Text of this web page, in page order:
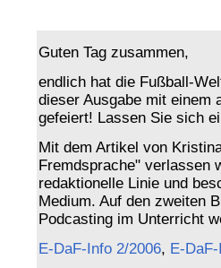
Guten Tag zusammen,
endlich hat die Fußball-
dieser Ausgabe mit einem
gefeiert! Lassen Sie sich
Mit dem Artikel von
Fremdsprache" verlassen
redaktionelle Linie und
Medium. Auf den zweiten
Podcasting im Unterricht
E-DaF-Info 2/2006, E-